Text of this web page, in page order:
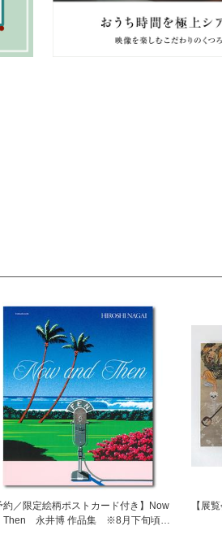
約／限定絵柄ポストカード付き】Now
Then 永井博 作品集 ※8月下旬頃の
【展